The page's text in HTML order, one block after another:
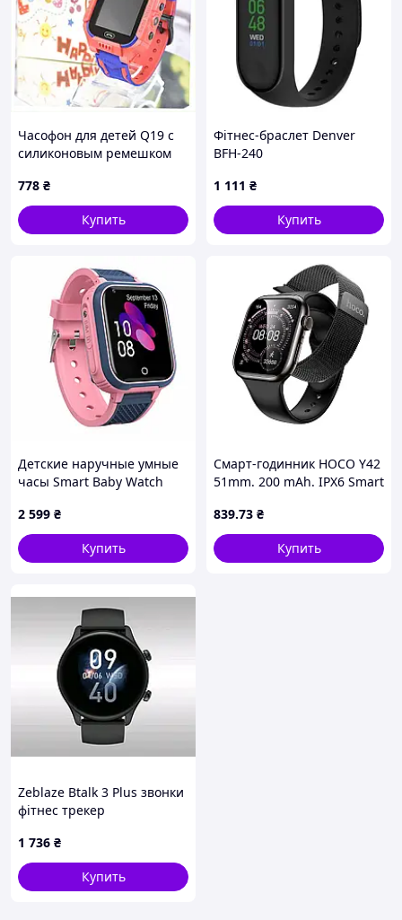
Часофон для детей Q19 с
силиконовым ремешком
778 ₴
Купить
Фітнес-браслет Denver
BFH-240
1 111 ₴
Купить
Детские наручные умные
часы Smart Baby Watch
2 599 ₴
Купить
Смарт-годинник HOCO Y42
51mm. 200 mAh. IPX6 Smart
839.73 ₴
Купить
Zeblaze Btalk 3 Plus звонки
фітнес трекер
1 736 ₴
Купить